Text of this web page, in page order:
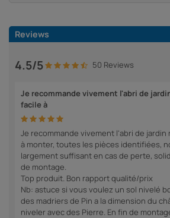
Reviews
4.5/5 50 Reviews
Je recommande vivement l'abri de
facile à
Je recommande vivement l'abri de jardin
à monter, toutes les pièces identifiées,
largement suffisant en cas de perte,
de montage.
Top produit. Bon rapport qualité/prix
Nb: astuce si vous voulez un sol nivelé
des madriers de Pin a la dimension du
niveler avec des Pierre. En fin de